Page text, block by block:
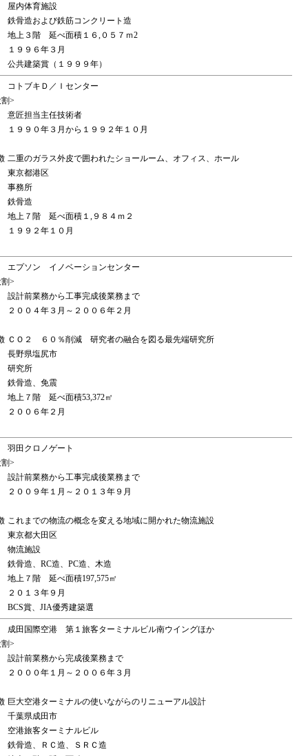
屋内体育施設
鉄骨造および鉄筋コンクリート造
地上３階 延べ面積１６,０５７ｍ2
１９９６年３月
公共建築賞（１９９９年）
コトブキＤ／Ｉセンター
>
意匠担当主任技術者
１９９０年３月から１９９２年１０月
二重のガラス外皮で囲われたショールーム、オフィス、ホール
東京都港区
事務所
鉄骨造
地上７階 延べ面積１,９８４ｍ２
１９９２年１０月
エプソン イノベーションセンター
>
設計前業務から工事完成後業務まで
２００４年３月～２００６年２月
ＣＯ２ ６０％削減 研究者の融合を図る最先端研究所
長野県塩尻市
研究所
鉄骨造、免震
地上７階 延べ面積53,372㎡
２００６年２月
羽田クロノゲート
>
設計前業務から工事完成後業務まで
２００９年１月～２０１３年９月
これまでの物流の概念を変える地域に開かれた物流施設
東京都大田区
物流施設
鉄骨造、RC造、PC造、木造
地上７階 延べ面積197,575㎡
２０１３年９月
BCS賞、JIA優秀建築選
成田国際空港 第１旅客ターミナルビル南ウイングほか
>
設計前業務から完成後業務まで
２０００年１月～２００６年３月
巨大空港ターミナルの使いながらのリニューアル設計
千葉県成田市
空港旅客ターミナルビル
鉄骨造、ＲＣ造、ＳＲＣ造